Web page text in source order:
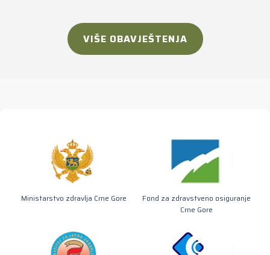
VIŠE OBAVJEŠTENJA
Ministarstvo zdravlja Crne Gore
Fond za zdravstveno osiguranje
Crne Gore